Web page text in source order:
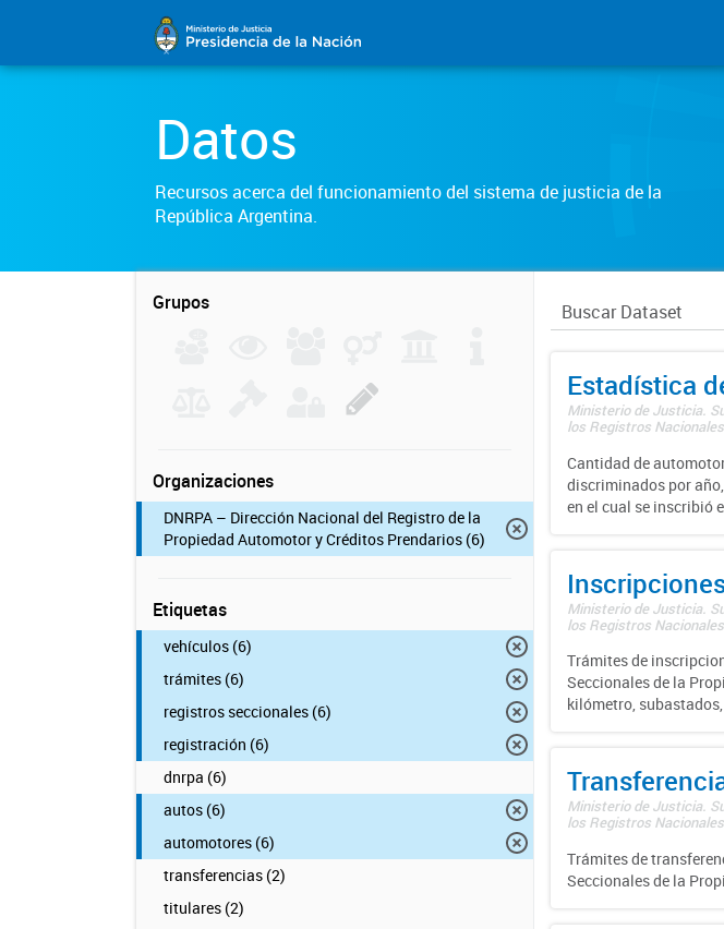
Datos
Recursos acerca del funcionamiento del sistema de justicia de la
República Argentina.
Grupos
Organizaciones
DNRPA – Dirección Nacional del Registro de la
Propiedad Automotor y Créditos Prendarios (6)
Etiquetas
vehículos (6)
trámites (6)
registros seccionales (6)
registración (6)
dnrpa (6)
autos (6)
automotores (6)
transferencias (2)
titulares (2)
Estadística
Ministerio de Justicia.
los Registros
Cantidad de
discriminados por
en el cual se inscribió
Ministerio de Justicia.
los Registros
Trámites de
Seccionales de la
kilómetro,
Ministerio de Justicia.
los Registros
Trámites de
Seccionales de la